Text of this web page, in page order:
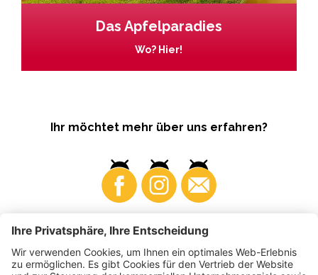
Das Apfelparadies
Wo? Hier!
Ihr möchtet mehr über uns erfahren?
Business Produzenten